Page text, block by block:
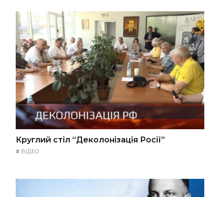
Круглий стіл “Деколонізація Росії”
# ВІДЕО